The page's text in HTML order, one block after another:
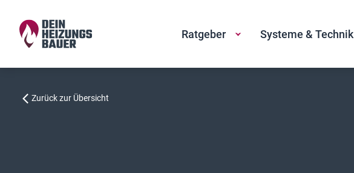
Ratgeber Systeme & Technik
Zurück zur Übersicht